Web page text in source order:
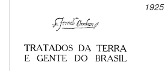
1925